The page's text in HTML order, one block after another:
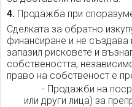
4. Продажба при
Сделката за обратно
финансиране и не създава
запазил рисковете и
собствеността,
право на собственост е
- Продажби на
или други лица) за